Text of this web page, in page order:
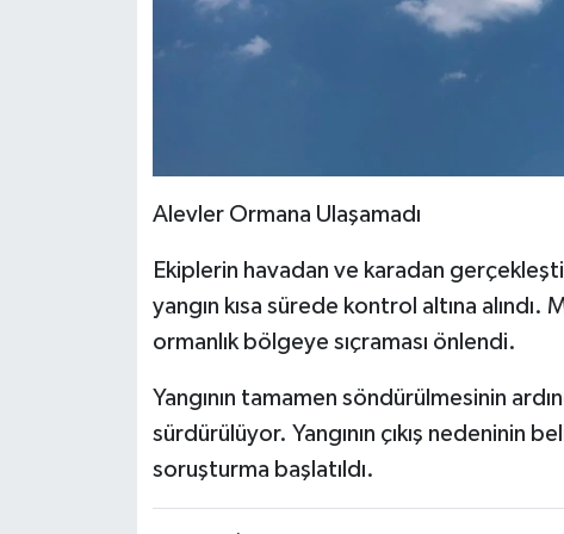
Alevler Ormana Ulaşamadı
Ekiplerin havadan ve karadan
yangın kısa sürede kontrol altına
ormanlık bölgeye sıçraması önlendi.
Yangının tamamen söndürülmesinin
sürdürülüyor. Yangının çıkış nedeninin
soruşturma başlatıldı.